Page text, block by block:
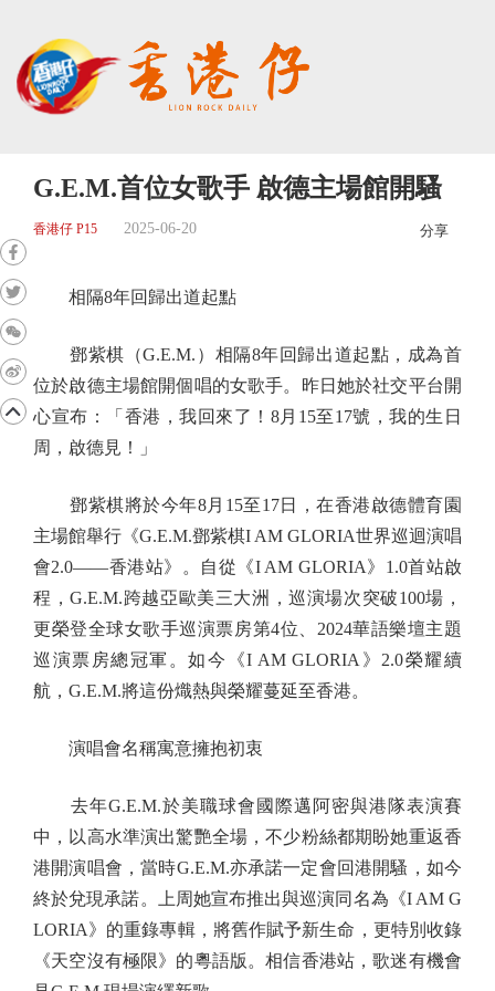
G.E.M.首位女歌手 啟德主場館開騷
香港仔 P15 2025-06-20 分享
相隔8年回歸出道起點
鄧紫棋（G.E.M.）相隔8年回歸出道起點，成為首
位於啟德主場館開個唱的女歌手。昨日她於社交平台開
心宣布：「香港，我回來了！8月15至17號，我的生日
周，啟德見！」
鄧紫棋將於今年8月15至17日，在香港啟德體育園
主場館舉行《G.E.M.鄧紫棋I AM GLORIA世界巡迴演唱
會2.0——香港站》。自從《I AM GLORIA》1.0首站啟
程，G.E.M.跨越亞歐美三大洲，巡演場次突破100場，
更榮登全球女歌手巡演票房第4位、2024華語樂壇主題
巡演票房總冠軍。如今《I AM GLORIA》2.0榮耀續
航，G.E.M.將這份熾熱與榮耀蔓延至香港。
演唱會名稱寓意擁抱初衷
去年G.E.M.於美職球會國際邁阿密與港隊表演賽
中，以高水準演出驚艷全場，不少粉絲都期盼她重返香
港開演唱會，當時G.E.M.亦承諾一定會回港開騷，如今
終於兌現承諾。上周她宣布推出與巡演同名為《I AM G
LORIA》的重錄專輯，將舊作賦予新生命，更特別收錄
《天空沒有極限》的粵語版。相信香港站，歌迷有機會